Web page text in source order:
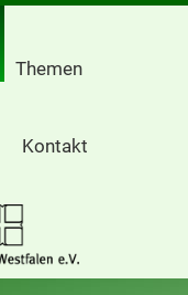
Themen
Kontakt